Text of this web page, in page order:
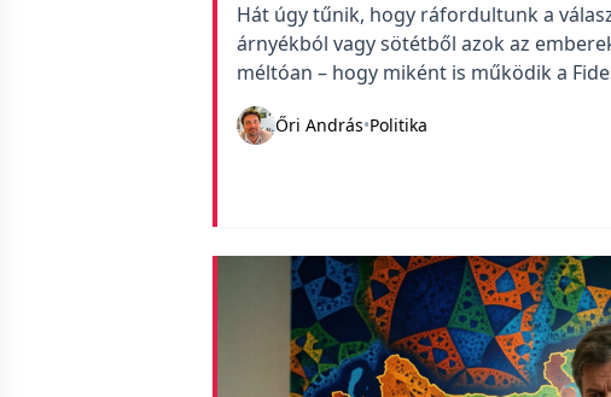
Hát úgy tűnik, hogy ráfordultunk a
árnyékból vagy sötétből azok az
méltóan – hogy miként is működik a
megírtam, hogy ez most nagy
hajlandóak figyelni az elmúlt 16 évben.
Őri András•Politika